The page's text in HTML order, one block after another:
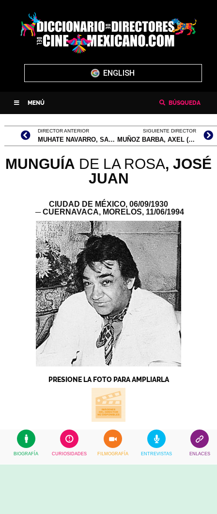
ENGLISH
MENÚ BÚSQUEDA
DIRECTOR ANTERIOR
MUHATE NAVARRO, SABRINA
SIGUIENTE DIRECTOR
MUÑOZ BARBA, AXEL (NOMBRE COMPLETO, AXEL MISHAEL MUÑOZ BARBA)
MUNGUÍA DE LA ROSA, JOSÉ
JUAN
CIUDAD DE MÉXICO, 06/09/1930
─ CUERNAVACA, MORELOS, 11/06/1994
PRESIONE LA FOTO PARA AMPLIARLA
BIOGRAFÍA CURIOSIDADES FILMOGRAFÍA ENTREVISTAS ENLACES